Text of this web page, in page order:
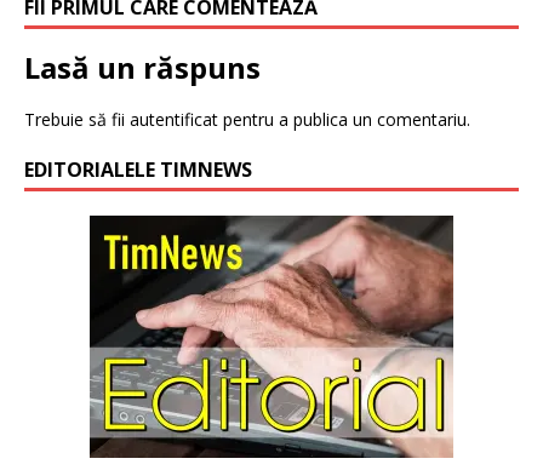
FII PRIMUL CARE COMENTEAZĂ
Lasă un răspuns
Trebuie să fii autentificat pentru a publica un comentariu.
EDITORIALELE TIMNEWS